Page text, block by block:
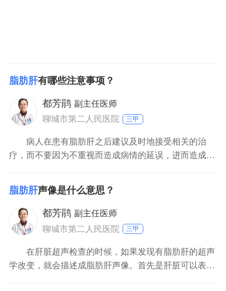
脂肪肝有哪些注意事项？
都芳鹃 副主任医师
聊城市第二人民医院
三甲
病人在患有脂肪肝之后建议及时地接受相关的治
疗，而不要因为不重视而造成病情的延误，进而造成脂
清淡性，防止高油脂类食物，尤其是动物油脂、坚果类
食物等，而尽可能的选择食用新鲜的蔬菜和水果。此
外，病人还需要加强自身的运动，建议每天都安排时间
参和运动，并且适
脂肪肝声像是什么意思？
都芳鹃 副主任医师
聊城市第二人民医院
三甲
在肝脏超声检查的时候，如果发现有脂肪肝的超声
学改变，就会描述成脂肪肝声像。首先是肝脏可以表现